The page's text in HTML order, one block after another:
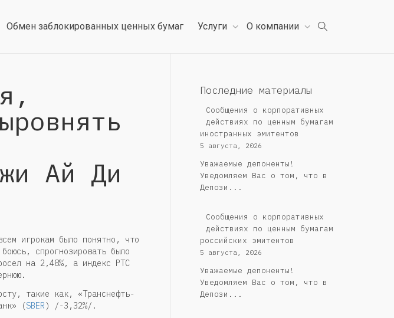
Обмен заблокированных ценных бумаг Услуги О компании
Ай Ди
игрокам было понятно, что
спрогнозировать было
на 2,48%, а индекс РТС
такие как, «Транснефть-
(SBER) /-3,32%/.
Последние материалы
Сообщения о корпоративных
действиях по ценным бумагам
иностранных эмитентов
5 августа, 2026
Уважаемые депоненты!
Уведомляем Вас о том, что в
Депози...
Cообщения о корпоративных
действиях по ценным бумагам
российских эмитентов
5 августа, 2026
Уважаемые депоненты!
Уведомляем Вас о том, что в
Депози...